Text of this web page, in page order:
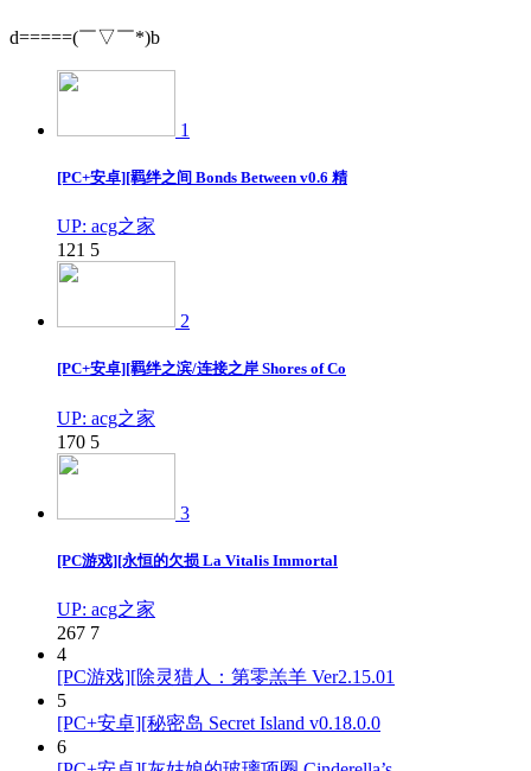
d=====(￣▽￣*)b
1
[PC+安卓][羁绊之间 Bonds Between v0.6 精
UP: acg之家
121 5
2
[PC+安卓][羁绊之滨/连接之岸 Shores of Co
UP: acg之家
170 5
3
[PC游戏][永恒的欠损 La Vitalis Immortal
UP: acg之家
267 7
4
[PC游戏][除灵猎人：第零羔羊 Ver2.15.01
5
[PC+安卓][秘密岛 Secret Island v0.18.0.0
6